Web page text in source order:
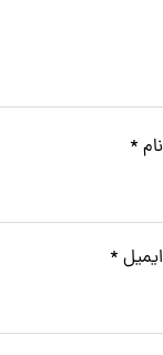
نام *
ایمیل *